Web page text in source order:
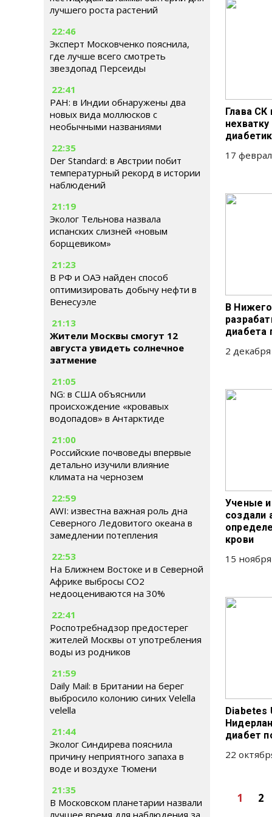
лучшего роста растений
22:46
Эксперт Московченко пояснила,
где лучше всего смотреть
звездопад Персеиды
22:41
РАН: в Индии обнаружены два
новых вида моллюсков с
необычными названиями
22:35
Der Standard: в Австрии побит
температурный рекорд в истории
наблюдений
21:19
Эколог Тельнова назвала
испанских слизней «новым
борщевиком»
21:23
В РФ и ОАЭ найден способ
оптимизировать добычу нефти в
Венесуэле
21:13
Жители Москвы смогут 12
августа увидеть солнечное
затмение
21:05
NG: в США объяснили
происхождение «кровавых
водопадов» в Антарктиде
21:00
Российские почвоведы впервые
детально изучили влияние
климата на чернозем
22:59
AWI: известна важная роль дна
Северного Ледовитого океана в
замедлении потепления
22:53
На Ближнем Востоке и в Северной
Африке выбросы CO2
недооцениваются на 30%
22:41
Роспотребнадзор предостерег
жителей Москвы от употребления
воды из родников
21:59
Daily Mail: в Британии на берег
выбросило колонию синих Velella
velella
21:44
Эколог Синдирева пояснила
причину неприятного запаха в
воде и воздухе Тюмени
21:35
В Московском планетарии назвали
лучшее время для наблюдения за
Глава СК
17
В
диабета
2
Ученые
создали
крови
15
Diabetes
диабет
22
1 2